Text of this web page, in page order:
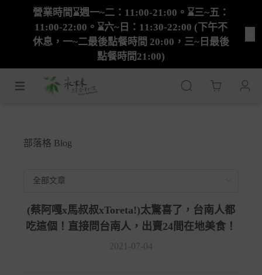
營業時間⌛週一~二：11:00-21:00。⌛三~五：
11:00-22:00。⌛六~日：11:30-22:00 (下午不
休息，一~二最後點餐時間 20:00，三~日最後
點餐時間21:00)
Cart
部落格 Blog
(蔡阿嘎x馬叔叔xToreta!)太驚喜了，台南人都
吃這個！直接問台南人，出賣24間在地美食！
2021-07-04